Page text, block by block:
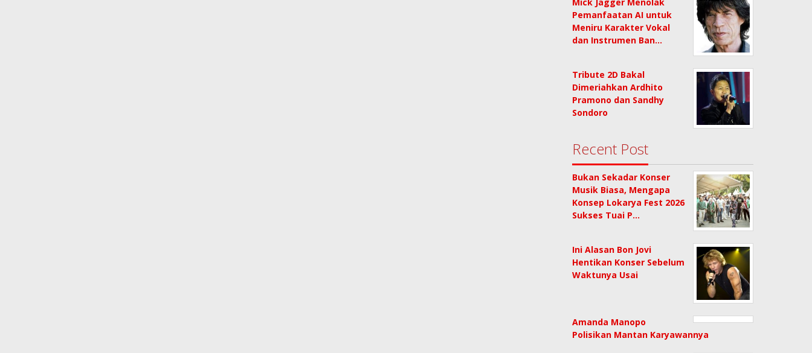
Pemanfaatan AI untuk
Meniru Karakter Vokal
dan Instrumen Ban…
Tribute 2D Bakal
Dimeriahkan Ardhito
Pramono dan Sandhy
Sondoro
Recent Post
Bukan Sekadar Konser
Musik Biasa, Mengapa
Konsep Lokarya Fest 2026
Sukses Tuai P…
Ini Alasan Bon Jovi
Hentikan Konser Sebelum
Waktunya Usai
Amanda Manopo
Polisikan Mantan Karyawannya